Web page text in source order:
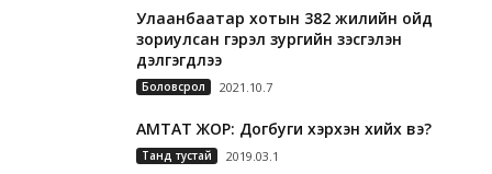
Улаанбаатар хотын 382 жилийн ойд
зориулсан гэрэл зургийн үзэсгэлэн
дэлгэгдлээ
Боловсрол 2021.10.7
АМТАТ ЖОР: Догбуги хэрхэн хийх вэ?
Танд тустай 2019.03.1